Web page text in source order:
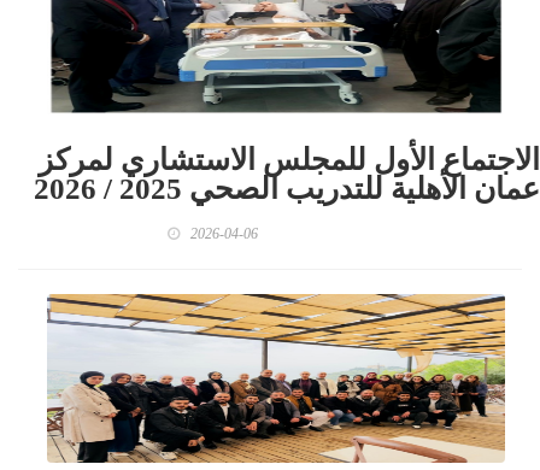
الاجتماع الأول للمجلس الاستشاري لمركز
عمان الأهلية للتدريب الصحي 2025 / 2026
2026-04-06